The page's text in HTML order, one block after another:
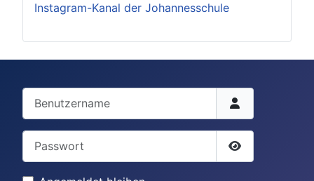
Instagram-Kanal der Johannesschule
Benutzername
Passwort
Passwort